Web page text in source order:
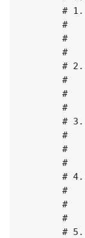
#
#
#
#
#
#
#
#
#
#
#
#
#
#
#
#
#